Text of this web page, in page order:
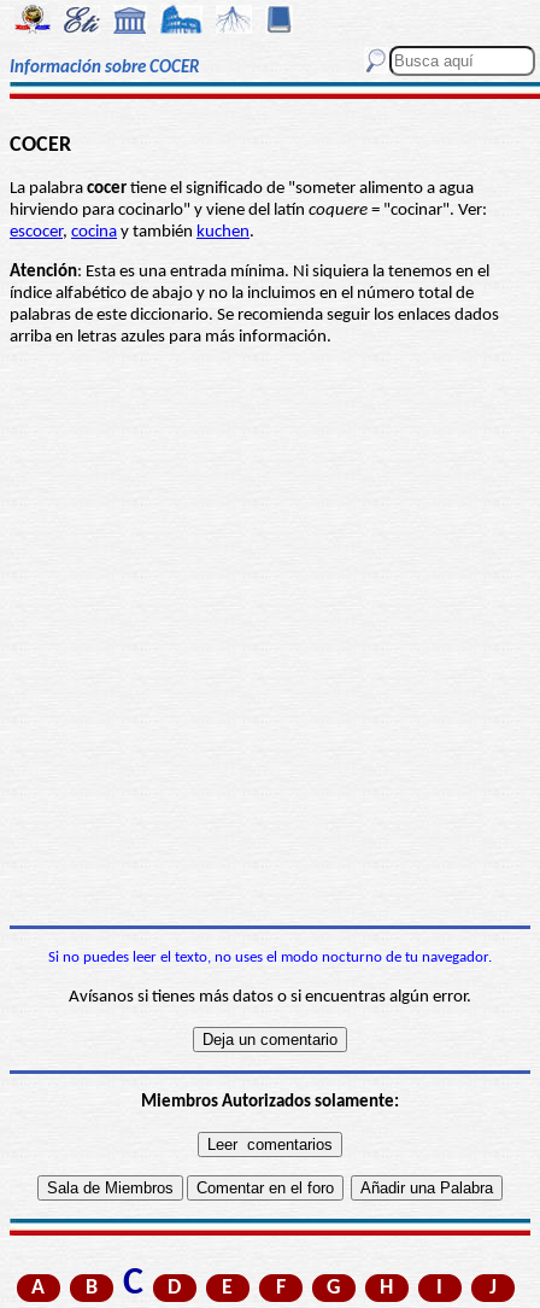
Información sobre COCER
COCER
La palabra cocer tiene el significado de "someter alimento a agua
hirviendo para cocinarlo" y viene del latín coquere = "cocinar". Ver:
escocer, cocina y también kuchen.
Atención: Esta es una entrada mínima. Ni siquiera la tenemos en el
índice alfabético de abajo y no la incluimos en el número total de
palabras de este diccionario. Se recomienda seguir los enlaces dados
arriba en letras azules para más información.
Si no puedes leer el texto, no uses el modo nocturno de tu navegador.
Avísanos si tienes más datos o si encuentras algún error.
Miembros Autorizados solamente:
A B C D E F G H I
J